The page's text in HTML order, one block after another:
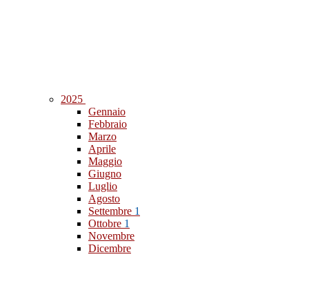
2025
Gennaio
Febbraio
Marzo
Aprile
Maggio
Giugno
Luglio
Agosto
Settembre 1
Ottobre 1
Novembre
Dicembre